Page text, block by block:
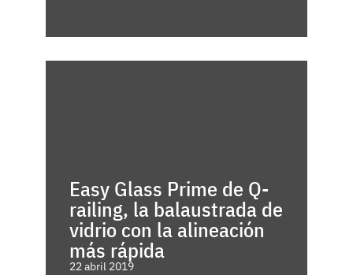
Easy Glass Prime de Q-
railing, la balaustrada de
vidrio con la alineación
más rápida
22 abril 2019